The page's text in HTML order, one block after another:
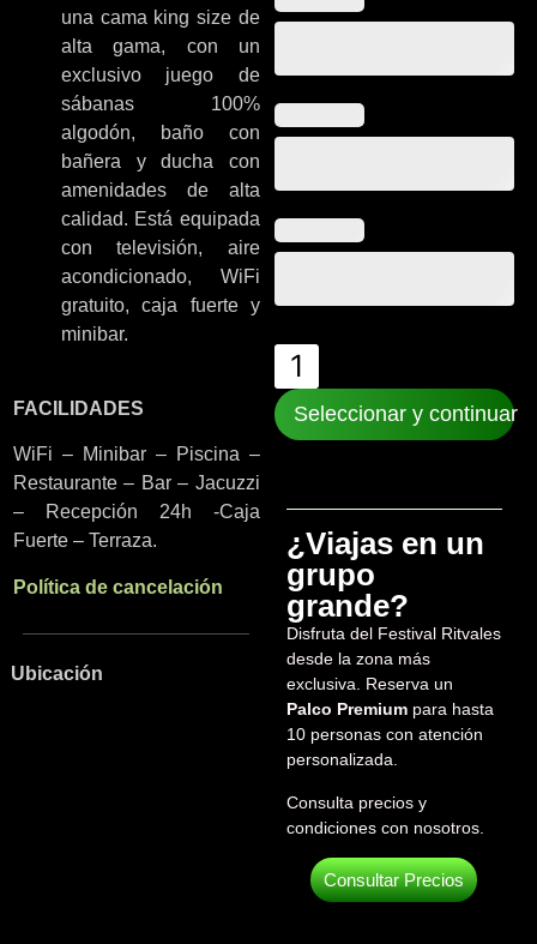
una cama king size de
alta gama, con un
exclusivo juego de
sábanas 100%
algodón, baño con
bañera y ducha con
amenidades de alta
calidad. Está equipada
con televisión, aire
acondicionado, WiFi
gratuito, caja fuerte y
minibar.
FACILIDADES
WiFi – Minibar – Piscina –
Restaurante – Bar – Jacuzzi
– Recepción 24h -Caja
Fuerte – Terraza.
Política de cancelación
Ubicación
Seleccionar y continuar
¿Viajas en un
grupo
grande?
Disfruta del Festival Ritvales
desde la zona más
exclusiva. Reserva un
Palco Premiumpara hasta
10 personas con atención
personalizada.
Consulta precios y
condiciones con nosotros.
Consultar Precios